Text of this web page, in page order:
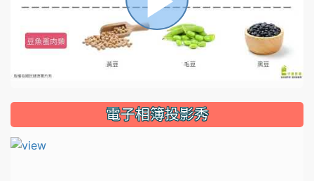
播
放
電子相簿投影秀